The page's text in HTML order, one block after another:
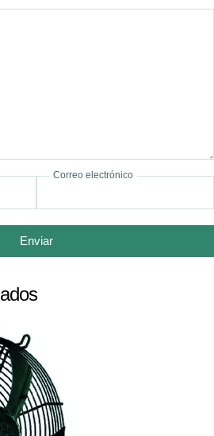
Correo electrónico
Enviar